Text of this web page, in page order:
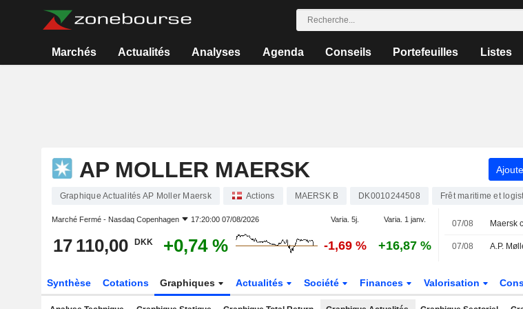
Marchés Actualités Analyses Agenda Conseils Portefeuilles Listes
AP MOLLER MAERSK
Graphique Actualités AP Moller Maersk Actions MAERSK B DK0010244508 Frêt maritime et
Marché Fermé - Nasdaq Copenhagen 17:20:00 07/08/2026 Varia. 5j. Varia. 1 janv.
17 110,00 DKK +0,74 % -1,69 % +16,87 %
07/08
07/08
Synthèse Cotations Graphiques Actualités Société Finances Valorisation